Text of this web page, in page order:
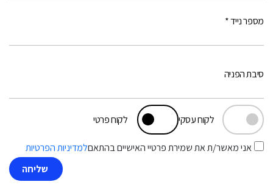
מספר נייד *
לקוח עסקי לקוח פרטי
סיבת הפניה
אני מאשר/ת את שמירת פרטיי האישיים בהתאםלמדיניות הפרטיות